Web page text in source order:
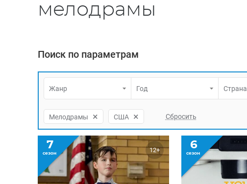
мелодрамы
Поиск по параметрам
Жанр Год Страна
Мелодрамы × США ×
7
сезон 12+ 6
сезон